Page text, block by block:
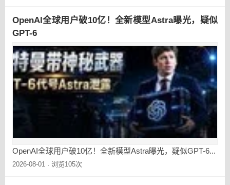
OpenAI全球用户破10亿！全新模型Astra曝光，疑似
GPT-6
OpenAI全球用户破10亿！全新模型Astra曝光，疑似GPT-6...
2026-08-01 · 浏览105次